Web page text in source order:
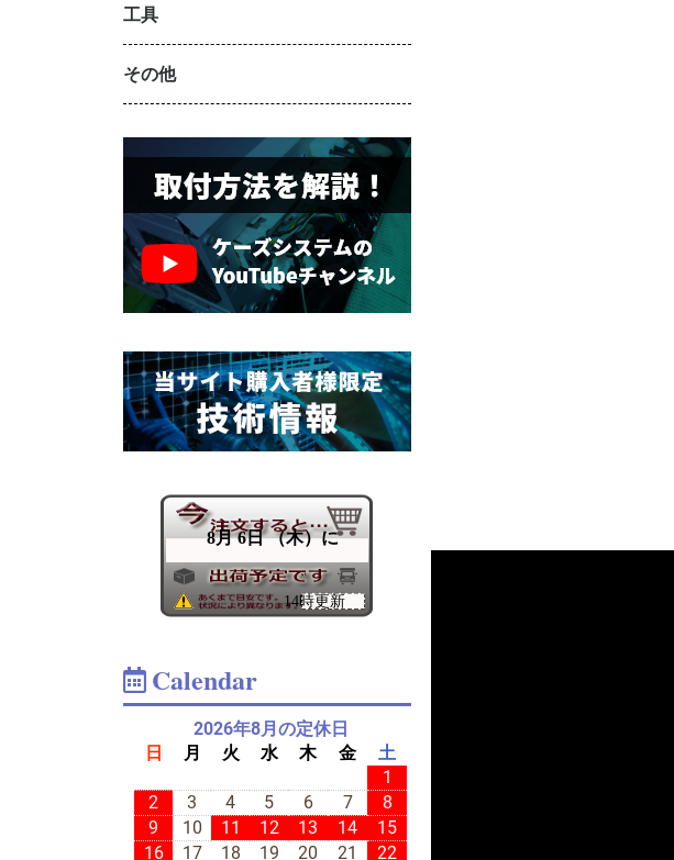
工具
その他
Calendar
2026年8月の定休日
日
月 火 水 木 金
土
1
2
3 4 5 6 7
8
9
10 11 12 13 14
15
16
17 18 19 20 21
22